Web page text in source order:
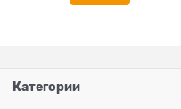
Категории